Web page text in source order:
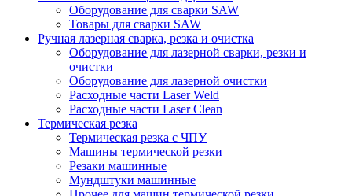
Оборудование для сварки SAW
Товары для сварки SAW
Ручная лазерная сварка, резка и очистка
Оборудование для лазерной сварки, резки и
очистки
Оборудование для лазерной очистки
Расходные части Laser Weld
Расходные части Laser Clean
Термическая резка
Термическая резка с ЧПУ
Машины термической резки
Резаки машинные
Мундштуки машинные